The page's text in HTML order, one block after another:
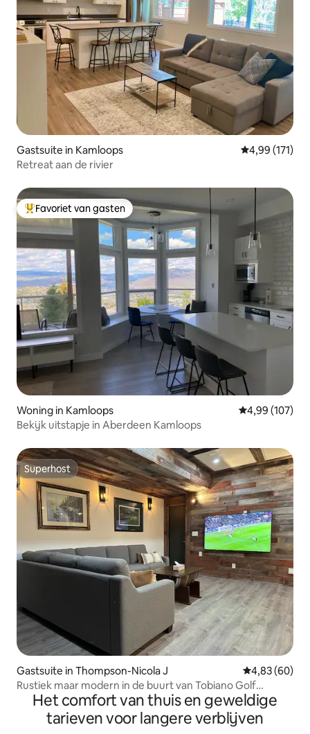
Gastsuite in Kamloops Gemiddelde
4,99 (171)
Retreat aan de rivier
Topfavoriet van gasten
Favoriet van gasten
Woning in Kamloops Gemiddelde
4,99 (107)
Bekijk uitstapje in Aberdeen Kamloops
Superhost
Superhost
Gastsuite in Thompson-Nicola J Gemiddelde
4,83 (60)
Rustiek maar modern in de buurt van Tobiano Golf
Course!
Het comfort van thuis en geweldige
tarieven voor langere verblijven